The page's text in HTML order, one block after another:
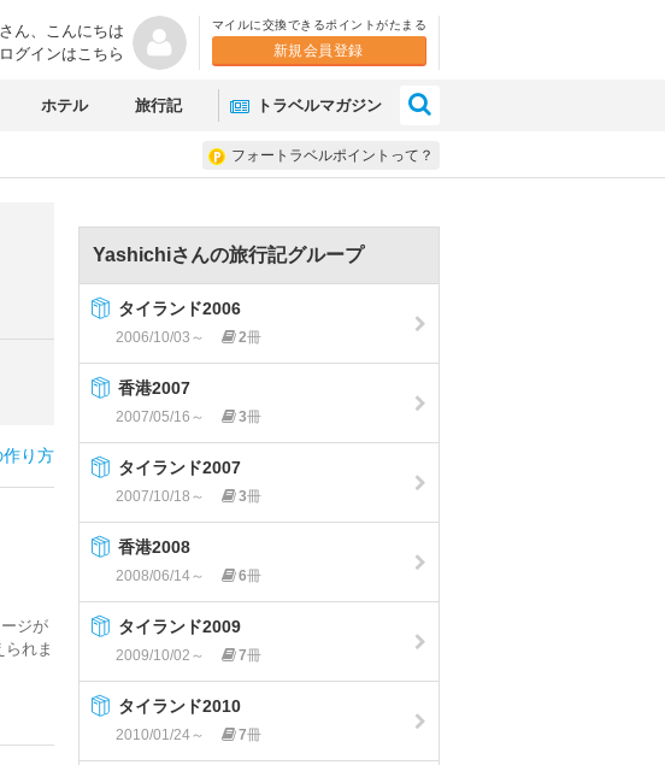
ん、
こんにちは
ログインはこちら
マイルに交換できるポイントがたまる
新規会員登録
ホテル 旅行記 トラベルマガジン
フォートラベルポイントって？
り方
ジが
れま
Yashichiさんの旅行記グループ
タイランド2006
2006/10/03～ 2冊
香港2007
2007/05/16～ 3冊
タイランド2007
2007/10/18～ 3冊
香港2008
2008/06/14～ 6冊
タイランド2009
2009/10/02～ 7冊
タイランド2010
2010/01/24～ 7冊